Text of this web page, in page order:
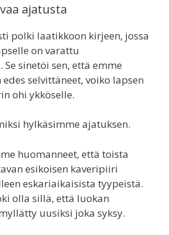
ajatusta
polki laatikkoon kirjeen, jossa
on varattu
sinetöi sen, että emme
selvittäneet, voiko lapsen
ohi ykköselle.
hylkäsimme ajatuksen.
huomanneet, että toista
esikoisen kaveripiiri
eskariaikaisista tyypeistä.
olla sillä, että luokan
uusiksi joka syksy.